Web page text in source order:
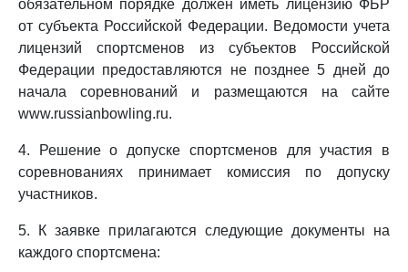
обязательном порядке должен иметь лицензию ФБР
от субъекта Российской Федерации. Ведомости учета
лицензий спортсменов из субъектов Российской
Федерации предоставляются не позднее 5 дней до
начала соревнований и размещаются на сайте
www.russianbowling.ru.
4. Решение о допуске спортсменов для участия в
соревнованиях принимает комиссия по допуску
участников.
5. К заявке прилагаются следующие документы на
каждого спортсмена: